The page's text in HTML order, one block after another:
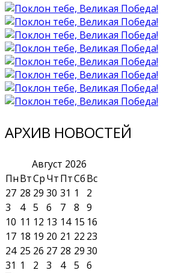
АРХИВ НОВОСТЕЙ
Август 2026
ПнВтСрЧтПтСбВс
27 28 29 30 31 1
2
3
4 5 6 7 8 9
10 11 12 13 14 15 16
17 18 19 20 21 22 23
24 25 26 27 28 2930
31 1 2 3 4 5 6